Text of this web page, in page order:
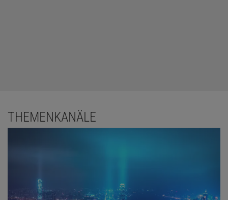
THEMENKANÄLE